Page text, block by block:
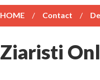
HOME Contact
Ziaristi